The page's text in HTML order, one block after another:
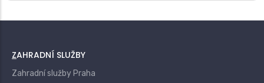
ZAHRADNÍ SLUŽBY
Zahradní služby Praha